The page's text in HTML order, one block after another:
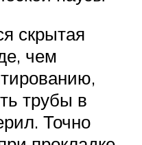
скрытая
чем
трубы в
Точно